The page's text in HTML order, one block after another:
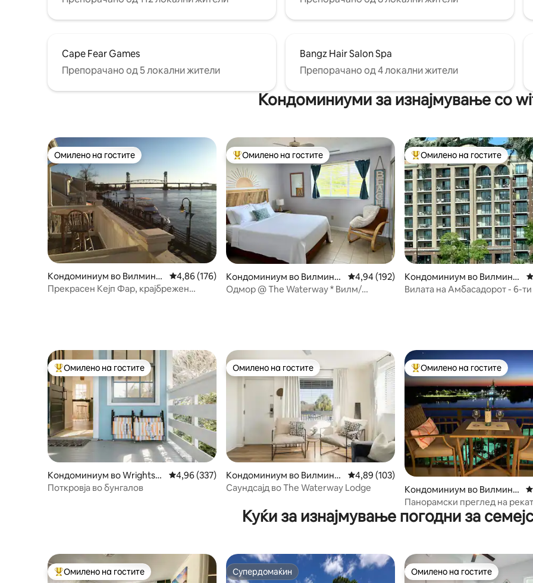
Cape Fear Games
Препорачано од 5 локални жители
Bangz Hair Salon Spa
Препорачано од 4 локални жители
Кондоминиуми за изнајмување со
Омилено на гостите
Омилено на гостите
Кондоминиум во Вилмингт
он
Просечна оцена: 4,86 од 5, 176 рецензии
4,86 (176)
Прекрасен Кејп Фар, крајбрежен
Меѓу најуспешните „Омилени на гостите“
Омилено на гостите
Кондоминиум во Вилмингт
он
Просечна оцена: 4,94 од 5, 192 рецензии
4,94 (192)
Одмор @ The Waterway * Вилм/
Меѓу најуспешните „Омилени
Омилено на гостите
Кондоминиум во Вилмингт
он
Вилата на Амбасадорот - 6-ти
Меѓу најуспешните „Омилени на гостите“
Омилено на гостите
Кондоминиум во Wrightsvil
le Beach
Просечна оцена: 4,96 од 5, 337 рецензии
4,96 (337)
Поткровја во бунгалов
Омилено на гостите
Омилено на гостите
Кондоминиум во Вилмингт
он
Просечна оцена: 4,89 од 5, 103 рецензии
4,89 (103)
Саундсајд во The Waterway Lodge
Меѓу најуспешните „Омилени
Омилено на гостите
Кондоминиум во Вилмингт
он
Панорамски преглед на
Срцето на центарот на
паркинг
Куќи за изнајмување погодни за
Меѓу најуспешните „Омилени на гостите“
Омилено на гостите Супердомаќин
Супердомаќин Омилено на гостите
Омилено на гостите